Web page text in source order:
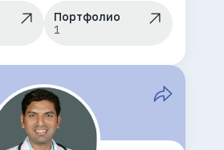
Портфолио
1